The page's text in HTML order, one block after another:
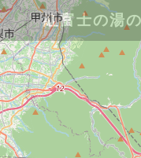
紅富士の湯